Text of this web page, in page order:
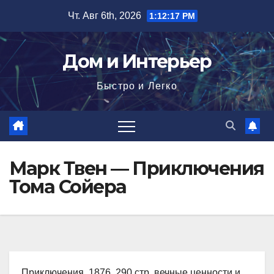
содержимому
Чт. Авг 6th, 2026 1:12:18 PM
Дом и Интерьер
Быстро и Легко
Марк Твен — Приключения
Тома Сойера